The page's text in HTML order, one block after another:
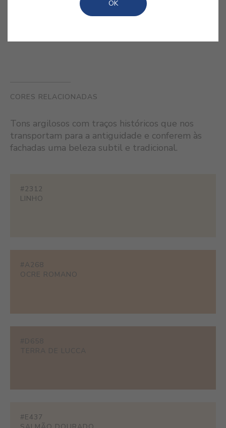
CORES RELACIONADAS
Tons argilosos com traços históricos que nos
transportam para a antiguidade e conferem às
fachadas uma beleza subtil e tradicional.
#2312
LINHO
#A268
OCRE ROMANO
#D658
TERRA DE LUCCA
#E437
OK